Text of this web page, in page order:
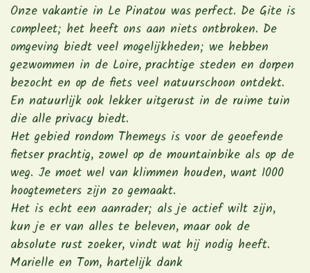
Onze vakantie in Le Pinatou was perfect. De Gite is
compleet; het heeft ons aan niets ontbroken. De
omgeving biedt veel mogelijkheden; we hebben
gezwommen in de Loire, prachtige steden en dorpen
bezocht en op de fiets veel natuurschoon ontdekt.
En natuurlijk ook lekker uitgerust in de ruime tuin
die alle privacy biedt.
Het gebied rondom Themeys is voor de geoefende
fietser prachtig, zowel op de mountainbike als op de
weg. Je moet wel van klimmen houden, want 1000
hoogtemeters zijn zo gemaakt.
Het is echt een aanrader; als je actief wilt zijn,
kun je er van alles te beleven, maar ook de
absolute rust zoeker, vindt wat hij nodig heeft.
Marielle en Tom, hartelijk dank